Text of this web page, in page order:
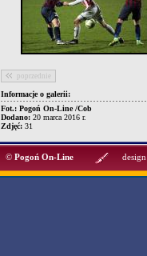
poprzednie
Informacje o galerii:
Fot.: Pogoń On-Line /Cob
Dodano: 20 marca 2016 r.
Zdjęć: 31
© Pogoń On-Line